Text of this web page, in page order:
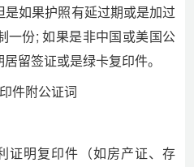
如果护照有延过期或是加过
一份; 如果是非中国或美国公
留签证或是绿卡复印件。
件附公证词
证明复印件（如房产证、存